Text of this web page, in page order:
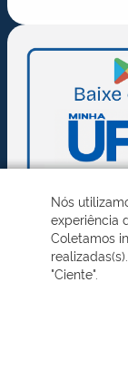
Nós
experiência
Coletamos
"Ciente".